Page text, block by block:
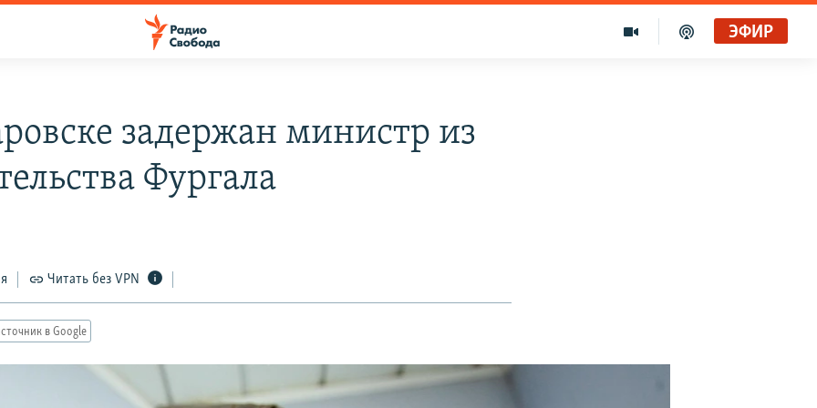
ЭФИР
задержан министр из
Фургала
Читать без VPN
в Google